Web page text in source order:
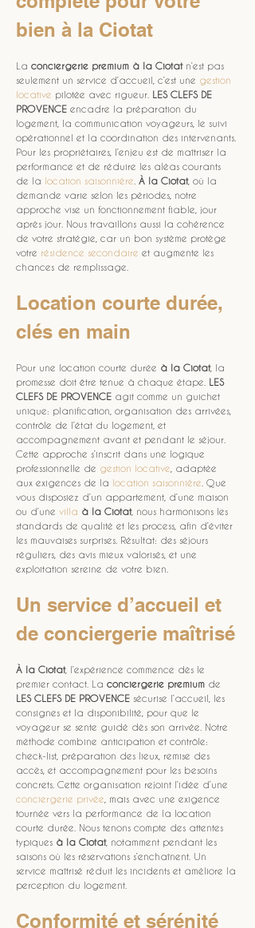
bien à la Ciotat
La conciergerie premium à la Ciotat n’est pas
seulement un service d’accueil, c’est une gestion
locative pilotée avec rigueur. LES CLEFS DE
PROVENCE encadre la préparation du
logement, la communication voyageurs, le suivi
opérationnel et la coordination des intervenants.
Pour les propriétaires, l’enjeu est de maîtriser la
performance et de réduire les aléas courants
de la location saisonnière À la Ciotat, où la
demande varie selon les périodes, notre
approche vise un fonctionnement fiable, jour
après jour. Nous travaillons aussi la cohérence
de votre stratégie, car un bon système protège
votre résidence secondaire et augmente les
chances de remplissage.
Location courte durée,
clés en main
Pour une location courte durée à la Ciotat, la
promesse doit être tenue à chaque étape. LES
CLEFS DE PROVENCE agit comme un guichet
unique: planification, organisation des arrivées,
contrôle de l’état du logement, et
accompagnement avant et pendant le séjour.
Cette approche s’inscrit dans une logique
professionnelle de gestion locative , adaptée
aux exigences de la location saisonnière . Que
vous disposiez d’un appartement, d’une maison
ou d’une villa à la Ciotat, nous harmonisons les
standards de qualité et les process, afin d’éviter
les mauvaises surprises. Résultat: des séjours
réguliers, des avis mieux valorisés, et une
exploitation sereine de votre bien.
Un service d’accueil et
de conciergerie maîtrisé
À la Ciotat, l’expérience commence dès le
premier contact. La conciergerie premium de
LES CLEFS DE PROVENCE sécurise l’accueil, les
consignes et la disponibilité, pour que le
voyageur se sente guidé dès son arrivée. Notre
méthode combine anticipation et contrôle:
check-list, préparation des lieux, remise des
accès, et accompagnement pour les besoins
concrets. Cette organisation rejoint l’idée d’une
conciergerie privée , mais avec une exigence
tournée vers la performance de la location
courte durée. Nous tenons compte des attentes
typiques à la Ciotat, notamment pendant les
saisons où les réservations s’enchaînent. Un
service maîtrisé réduit les incidents et améliore la
perception du logement.
Conformité et sérénité